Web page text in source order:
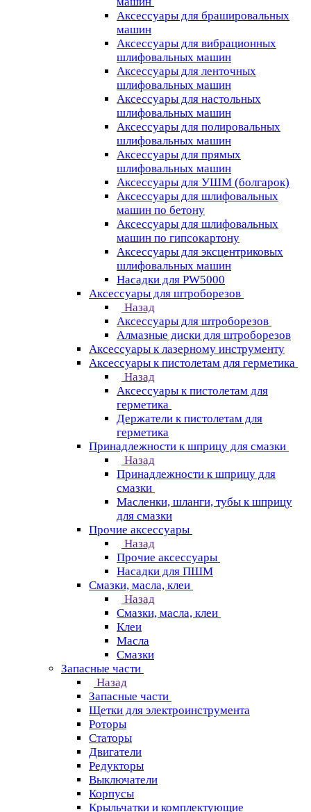
Аксессуары для брашировальных
машин
Аксессуары для вибрационных
шлифовальных машин
Аксессуары для ленточных
шлифовальных машин
Аксессуары для настольных
шлифовальных машин
Аксессуары для полировальных
шлифовальных машин
Аксессуары для прямых
шлифовальных машин
Аксессуары для УШМ (болгарок)
Аксессуары для шлифовальных
машин по бетону
Аксессуары для шлифовальных
машин по гипсокартону
Аксессуары для эксцентриковых
шлифовальных машин
Насадки для PW5000
Аксессуары для штроборезов
Назад
Аксессуары для штроборезов
Алмазные диски для штроборезов
Аксессуары к лазерному инструменту
Аксессуары к пистолетам для герметика
Назад
Аксессуары к пистолетам для
герметика
Держатели к пистолетам для
герметика
Принадлежности к шприцу для смазки
Назад
Принадлежности к шприцу для
смазки
Масленки, шланги, тубы к шприцу
для смазки
Прочие аксессуары
Назад
Прочие аксессуары
Насадки для ПШМ
Смазки, масла, клеи
Назад
Смазки, масла, клеи
Клеи
Масла
Смазки
Запасные части
Назад
Запасные части
Щетки для электроинструмента
Роторы
Статоры
Двигатели
Редукторы
Выключатели
Корпусы
Крыльчатки и комплектующие